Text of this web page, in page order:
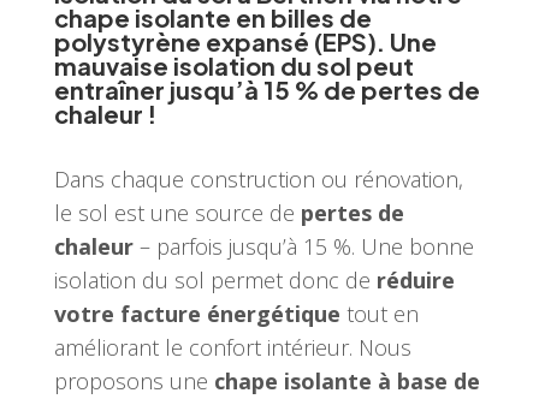
chape isolante en billes de
polystyrène expansé (EPS). Une
mauvaise isolation du sol peut
entraîner jusqu’à 15 % de pertes de
chaleur !
Dans chaque construction ou rénovation,
le sol est une source de pertes de
chaleur– parfois jusqu’à 15 %. Une bonne
isolation du sol permet donc de réduire
votre facture énergétique tout en
améliorant le confort intérieur. Nous
proposons une chape isolante à base de